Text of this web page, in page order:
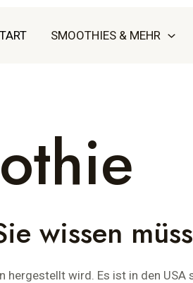
SMOOTHIES & MEHR
wissen
wird. Es ist in den USA